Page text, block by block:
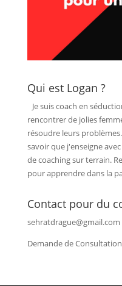
Qui est Logan ?
Je suis coach en
rencontrer de jolies
résoudre leurs
savoir que j'enseigne
de coaching sur terrain.
pour apprendre dans la
Contact pour du
sehratdrague@gmail.com
Demande de